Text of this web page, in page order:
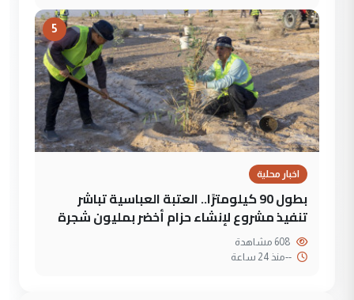
5
اخبار محلية
بطول 90 كيلومترًا.. العتبة العباسية تباشر
تنفيذ مشروع لإنشاء حزام أخضر بمليون شجرة
--منذ 24 ساعة